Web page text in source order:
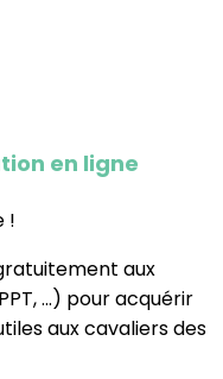
en ligne
!
aux
...) pour acquérir
aux cavaliers des